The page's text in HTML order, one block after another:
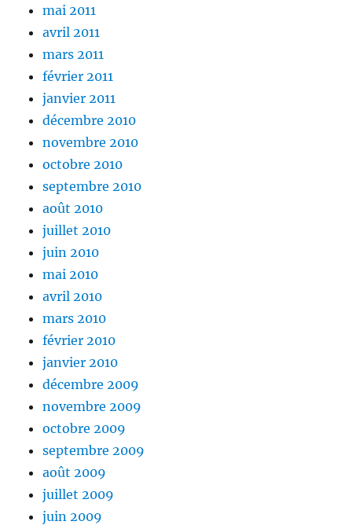
mai 2011
avril 2011
mars 2011
février 2011
janvier 2011
décembre 2010
novembre 2010
octobre 2010
septembre 2010
août 2010
juillet 2010
juin 2010
mai 2010
avril 2010
mars 2010
février 2010
janvier 2010
décembre 2009
novembre 2009
octobre 2009
septembre 2009
août 2009
juillet 2009
juin 2009